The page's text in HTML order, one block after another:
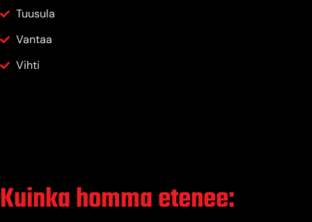
Tuusula
Vantaa
Vihti
Kuinka homma etenee: